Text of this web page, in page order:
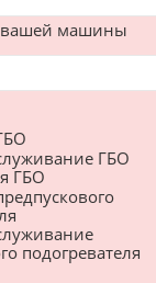
вашей машины
ГБО
ГБО
подогревателя